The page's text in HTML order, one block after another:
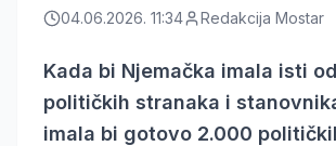
04.06.2026. 11:34 Redakcija Mostar
Kada bi Njemačka imala isti
političkih stranaka i
imala bi gotovo 2.000